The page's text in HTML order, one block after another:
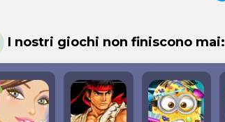
I nostri giochi non finiscono mai: